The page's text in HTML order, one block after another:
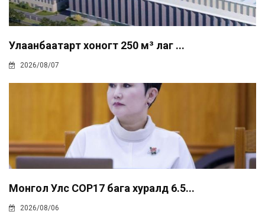
Улаанбаатарт хоногт 250 м³ лаг ...
2026/08/07
Монгол Улс COP17 бага хуралд 6.5...
2026/08/06